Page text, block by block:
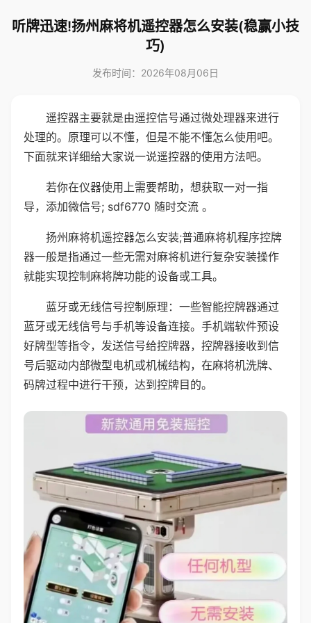
听牌迅速!扬州麻将机遥控器怎么安装(稳赢小技
巧)
发布时间：2026年08月06日
遥控器主要就是由遥控信号通过微处理器来进行
处理的。原理可以不懂，但是不能不懂怎么使用吧。
下面就来详细给大家说一说遥控器的使用方法吧。
若你在仪器使用上需要帮助，想获取一对一指
导，添加微信号; sdf6770 随时交流 。
扬州麻将机遥控器怎么安装;普通麻将机程序控牌
器一般是指通过一些无需对麻将机进行复杂安装操作
就能实现控制麻将牌功能的设备或工具。
蓝牙或无线信号控制原理：一些智能控牌器通过
蓝牙或无线信号与手机等设备连接。手机端软件预设
好牌型等指令，发送信号给控牌器，控牌器接收到信
号后驱动内部微型电机或机械结构，在麻将机洗牌、
码牌过程中进行干预，达到控牌目的。